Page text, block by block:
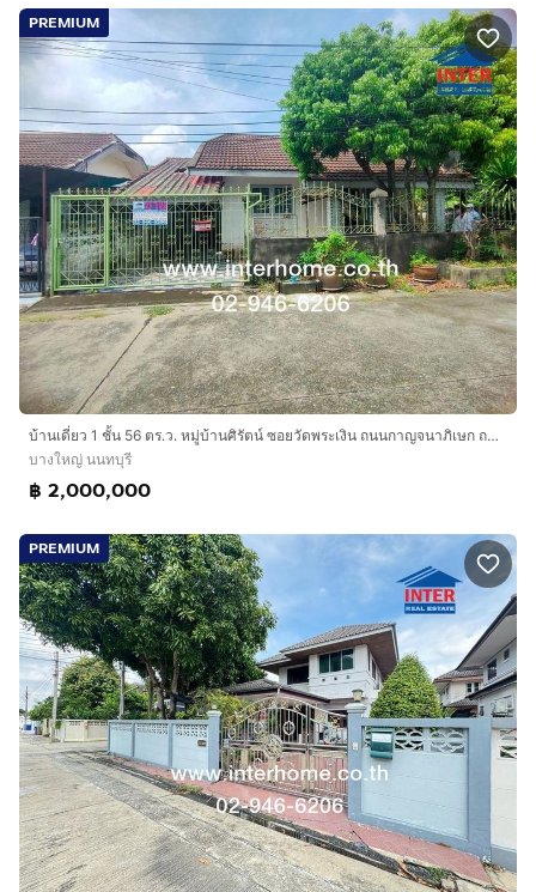
สิ่งอำนวยความสะดวกภายในโครงการ
สระว่ายน้ำระบบเกลือ ขนาดใหญ่ 12x25 เมตร
ฟิตเนส
สนามเด็กเล่น
สวนหย่อม
สัญญานกันขโมย
ระบบรักษาความปลอดภัย 24 ชม
ระบบกล้องCCTV
Key Card Access
สัญญาณกันขโมยในบ้าน
เจ้าหน้าที่รักษาความปลอดภัย
คลับเฮาส์
สวนสาธารณะ
Kids Room
ห้องสตรีมและห้องซาวน่า แยกชาย-หญิง
ทำเลดีสถานที่สำคัญใกล้เคียง :
-ใกล้เซ็นทรัลเวสต์เกต
-บิ๊กซี บางใหญ่
-โลตัส บางใหญ่
-โรงพยาบาลเกษมราษฏร์
-โรงพยาบาลเจ้าพระยา
-โรงพยาบาลธนบุรี 2
-โรงพยาบาลบางใหญ่
-โรงเรียนเด่นหล้า
-โรงเรียนเทพศิรินทร์ นนทบุรี
-โรงเรียนราชวินิต นนทบุรี
-โรงเรียนแก้วอินทร์สุธาอุทิศ
การเดินทางสะดวก :
-ใช้เส้นทางหลักถนนกาญจนาภิเษก เข้าซอยกันตนา
PREMIUM
บ้านเดี่ยว 1 ชั้น 56 ตร.ว. หมู่บ้านศิรัตน์ ซอยวัดพระเงิน ถนนกาญจนาภิเษก ถนนบางม่วง-บางคูลัด บางใหญ่ นนทบุรี
บางใหญ่ นนทบุรี
฿ 2,000,000
PREMIUM